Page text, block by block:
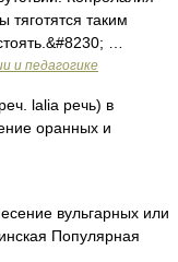
тяготятся таким
…
и педагогике
lalia речь) в
оранных и
вульгарных или
Популярная